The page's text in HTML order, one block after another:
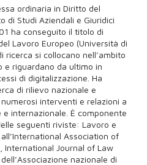
ordinaria in Diritto del
di Studi Aziendali e Giuridici
ha conseguito il titolo di
Lavoro Europeo (Università di
ricerca si collocano nell’ambito
e riguardano da ultimo in
di digitalizzazione. Ha
di rilievo nazionale e
interventi e relazioni a
internazionale. È componente
seguenti riviste: Lavoro e
Association of
International Journal of Law
nazionale di